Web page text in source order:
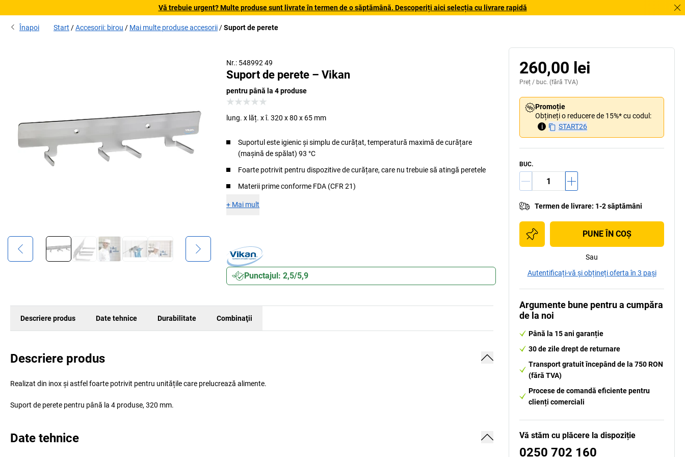
Vă trebuie urgent? Multe produse sunt livrate în termen de o săptămână. Descoperiți aici selecția cu livrare rapidă
Înapoi Start Accesorii: birou Mai multe produse accesorii Suport de perete
Nr.: 548992 49
Suport de perete – Vikan
pentru până la 4 produse
lung. x lăț. x î. 320 x 80 x 65 mm
Suportul este igienic și simplu de curățat, temperatură maximă de curățare
(mașină de spălat) 93 °C
Foarte potrivit pentru dispozitive de curățare, care nu trebuie să atingă peretele
Materii prime conforme FDA (CFR 21)
+ Mai mult
Punctajul: 2,5/5,9
Descriere produs Date tehnice Durabilitate Combinaţii
Descriere produs
Realizat din inox și astfel foarte potrivit pentru unitățile care prelucrează alimente.
Suport de perete pentru până la 4 produse, 320 mm.
Date tehnice
260,00 lei
Preț / buc. (fără TVA)
Promoție
Obțineți o reducere de 15%* cu codul:
i
START26
BUC.
Termen de livrare: 1-2 săptămâni
PUNE ÎN COŞ
Sau
Autentificați-vă și obțineți oferta în 3 pași
Argumente bune pentru a cumpăra
de la noi
Până la 15 ani garanție
30 de zile drept de returnare
Transport gratuit începând de la 750 RON
(fără TVA)
Procese de comandă eficiente pentru
clienți comerciali
Vă stăm cu plăcere la dispoziție
0250 702 160